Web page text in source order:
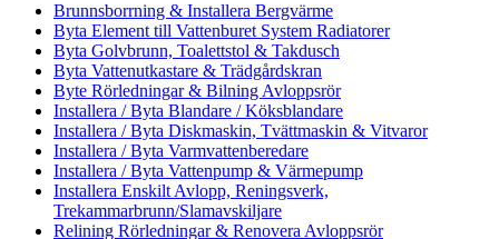
Brunnsborrning & Installera Bergvärme
Byta Element till Vattenburet System Radiatorer
Byta Golvbrunn, Toalettstol & Takdusch
Byta Vattenutkastare & Trädgårdskran
Byte Rörledningar & Bilning Avloppsrör
Installera / Byta Blandare / Köksblandare
Installera / Byta Diskmaskin, Tvättmaskin & Vitvaror
Installera / Byta Varmvattenberedare
Installera / Byta Vattenpump & Värmepump
Installera Enskilt Avlopp, Reningsverk,
Trekammarbrunn/Slamavskiljare
Relining Rörledningar & Renovera Avloppsrör